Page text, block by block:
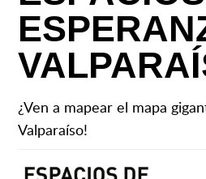
¿Ven a mapear el mapa
Valparaíso!